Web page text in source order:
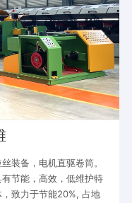
装备，电机直驱卷筒。
节能，高效，低维护特
致力于节能20%, 占地